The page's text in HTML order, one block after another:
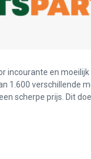
incourante en moeilijk
1.600 verschillende
scherpe prijs. Dit